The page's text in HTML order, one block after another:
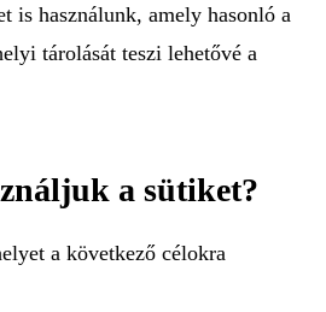
is használunk, amely hasonló a
tárolását teszi lehetővé a
a sütiket?
a következő célokra